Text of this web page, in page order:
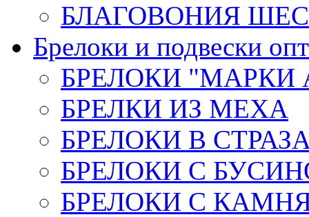
БЛАГОВОНИЯ
Брелоки и подвески
БРЕЛОКИ "МАРКИ
БРЕЛКИ ИЗ МЕХА
БРЕЛОКИ В
БРЕЛОКИ С
БРЕЛОКИ С